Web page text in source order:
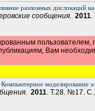
разломных дислокаций
сообщения. 2011.
Вам
Компьютерное моделирование
2011. Т.28. №17.